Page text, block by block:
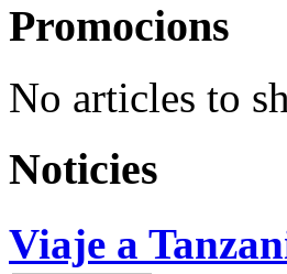
Promocions
No articles to
Noticies
Viaje a